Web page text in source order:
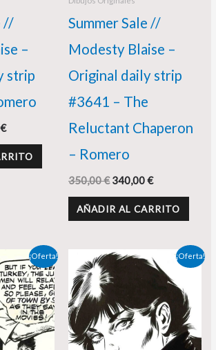
//
–
strip
€
Summer Sale //
Modesty Blaise –
Original daily strip
#3641 – The
Reluctant Chaperon
– Romero
350,00€ 340,00€
AÑADIR AL CARRITO
¡Oferta!
precio
actual
es:
298,00 €.
¡Oferta!
El
precio
original
era:
350,00 €.
precio
actual
es:
330,00 €.